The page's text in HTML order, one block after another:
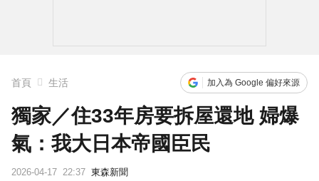
首頁 生活 加入為 Google 偏好來源
獨家／住33年房要拆屋還地 婦爆
氣：我大日本帝國臣民
2026-04-17 22:37 東森新聞